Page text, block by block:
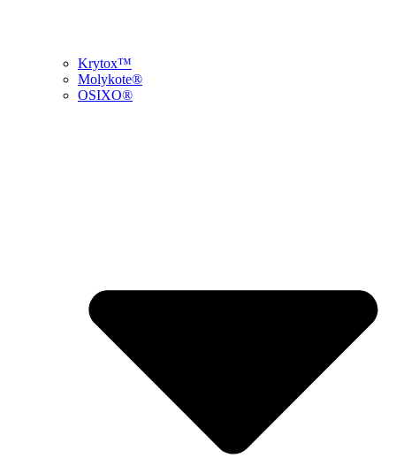
Krytox™
Molykote®
OSIXO®